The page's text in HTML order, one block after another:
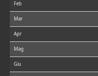
Feb
Mar
Apr
Mag
Giu